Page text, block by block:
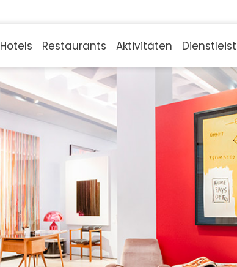
Hotels Restaurants Aktivitäten